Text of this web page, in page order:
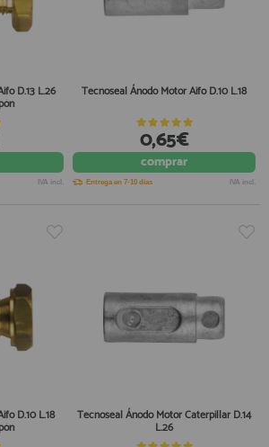
D.13 L.26
IVA incl.
Tecnoseal Ánodo Motor Aifo D.10 L.18
0,65€
comprar
Entrega en 7-10 días IVA incl.
D.10 L.18 Tecnoseal Ánodo Motor Caterpillar D.14
L.26